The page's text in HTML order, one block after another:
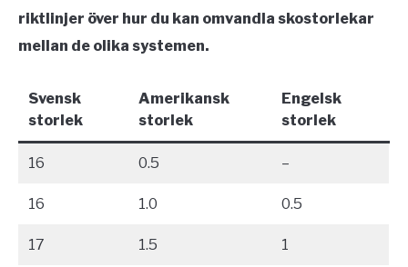
riktlinjer över hur du kan omvandla skostorlekar
mellan de olika systemen.
Svensk
storlek
Amerikansk
storlek
Engelsk
storlek
16 0.5 –
16 1.0 0.5
17 1.5 1